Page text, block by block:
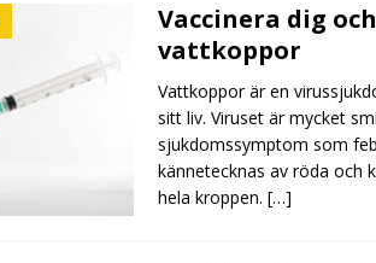
Vaccinera dig
vattkoppor
Vattkoppor är en
sitt liv. Viruset är mycket
sjukdomssymptom som
kännetecknas av röda och
hela kroppen. […]